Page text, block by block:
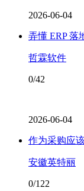
2026-06-04
弄懂 ERP 落
哲霖软件
0/42
2026-06-04
作为采购应
安徽英特丽
0/122